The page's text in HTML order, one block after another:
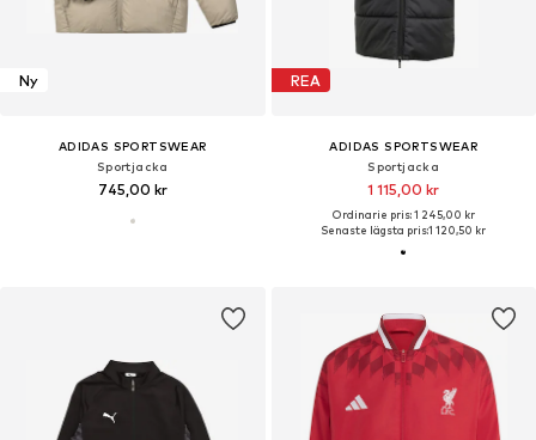
Ny
ADIDAS SPORTSWEAR
Sportjacka
745,00 kr
REA
ADIDAS SPORTSWEAR
Sportjacka
1 115,00 kr
Ordinarie pris: 1 245,00 kr
Senaste lägsta pris:1 120,50 kr